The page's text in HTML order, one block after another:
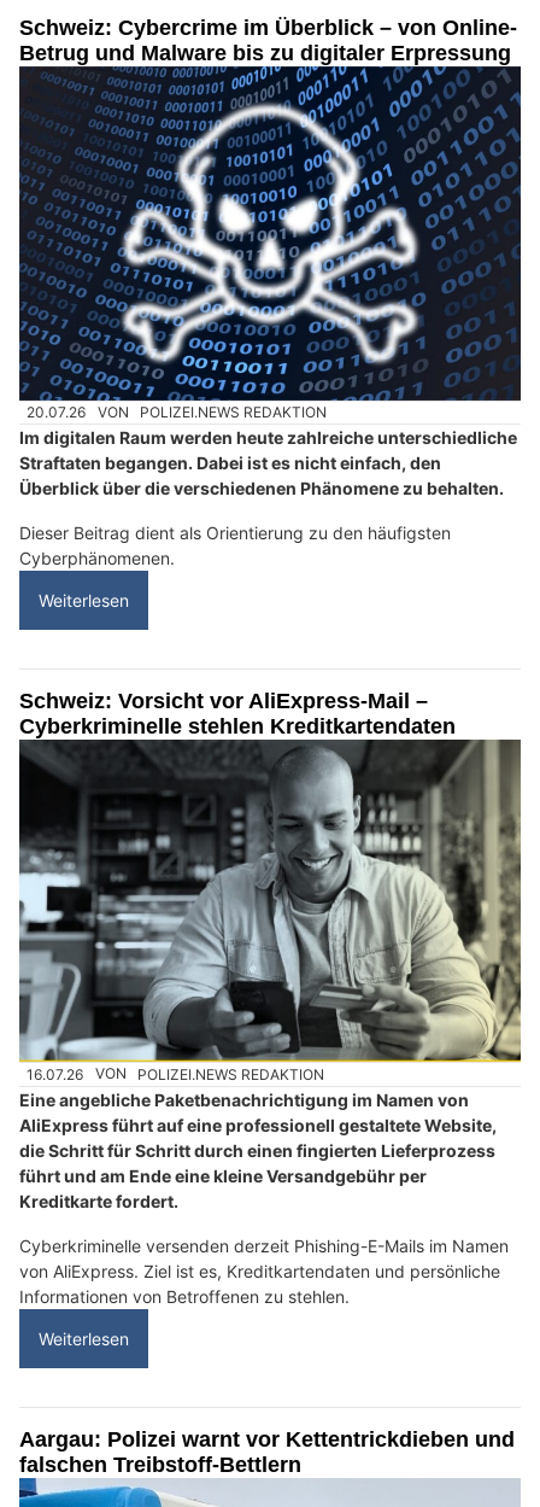
Schweiz: Cybercrime im Überblick – von Online-
Betrug und Malware bis zu digitaler Erpressung
20.07.26 VON POLIZEI.NEWS REDAKTION
Im digitalen Raum werden heute zahlreiche unterschiedliche
Straftaten begangen. Dabei ist es nicht einfach, den
Überblick über die verschiedenen Phänomene zu behalten.
Dieser Beitrag dient als Orientierung zu den häufigsten
Cyberphänomenen.
Weiterlesen
Schweiz: Vorsicht vor AliExpress-Mail –
Cyberkriminelle stehlen Kreditkartendaten
16.07.26 VON POLIZEI.NEWS REDAKTION
Eine angebliche Paketbenachrichtigung im Namen von
AliExpress führt auf eine professionell gestaltete Website,
die Schritt für Schritt durch einen fingierten Lieferprozess
führt und am Ende eine kleine Versandgebühr per
Kreditkarte fordert.
Cyberkriminelle versenden derzeit Phishing-E-Mails im Namen
von AliExpress. Ziel ist es, Kreditkartendaten und persönliche
Informationen von Betroffenen zu stehlen.
Weiterlesen
Aargau: Polizei warnt vor Kettentrickdieben und
falschen Treibstoff-Bettlern